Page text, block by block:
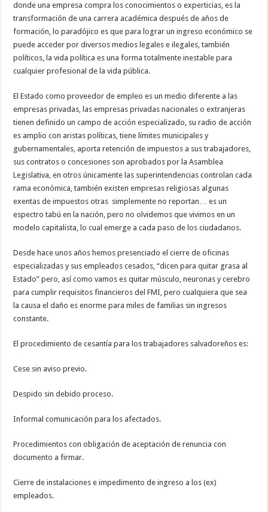
donde una empresa compra los conocimientos o experticias, es la
transformación de una carrera académica después de años de
formación, lo paradójico es que para lograr un ingreso económico se
puede acceder por diversos medios legales e ilegales, también
políticos, la vida política es una forma totalmente inestable para
cualquier profesional de la vida pública.
El Estado como proveedor de empleo es un medio diferente a las
empresas privadas, las empresas privadas nacionales o extranjeras
tienen definido un campo de acción especializado, su radio de acción
es amplio con aristas políticas, tiene límites municipales y
gubernamentales, aporta retención de impuestos a sus trabajadores,
sus contratos o concesiones son aprobados por la Asamblea
Legislativa, en otros únicamente las superintendencias controlan cada
rama económica, también existen empresas religiosas algunas
exentas de impuestos otras simplemente no reportan… es un
espectro tabú en la nación, pero no olvidemos que vivimos en un
modelo capitalista, lo cual emerge a cada paso de los ciudadanos.
Desde hace unos años hemos presenciado el cierre de oficinas
especializadas y sus empleados cesados, “dicen para quitar grasa al
Estado” pero, así como vamos es quitar músculo, neuronas y cerebro
para cumplir requisitos financieros del FMI, pero cualquiera que sea
la causa el daño es enorme para miles de familias sin ingresos
constante.
El procedimiento de cesantía para los trabajadores salvadoreños es:
Cese sin aviso previo.
Despido sin debido proceso.
Informal comunicación para los afectados.
Procedimientos con obligación de aceptación de renuncia con
documento a firmar.
Cierre de instalaciones e impedimento de ingreso a los (ex)
empleados.